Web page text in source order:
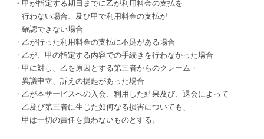
・甲が指定する期日までに乙が利用料金の支払を
行わない場合、及び甲で利用料金の支払が
確認できない場合
・乙が行った利用料金の支払に不足がある場合
・乙が、甲の指定する内容での手続きを行わなかった場合
・甲に対し、乙を原因とする第三者からのクレーム・
異議申立、訴えの提起があった場合
・乙が本サービスへの入会、利用した結果及び、退会によって
乙及び第三者に生じた如何なる損害についても、
甲は一切の責任を負わないものとする。